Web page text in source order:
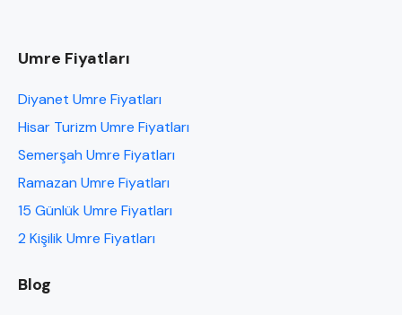
Umre Fiyatları
Diyanet Umre Fiyatları
Hisar Turizm Umre Fiyatları
Semerşah Umre Fiyatları
Ramazan Umre Fiyatları
15 Günlük Umre Fiyatları
2 Kişilik Umre Fiyatları
Blog